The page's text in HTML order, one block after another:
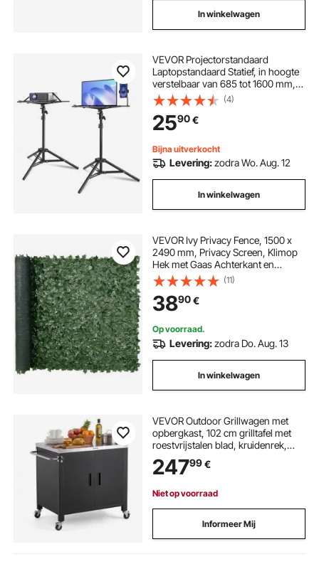
In winkelwagen
VEVOR Projectorstandaard
Laptopstandaard Statief, in hoogte
verstelbaar van 685 tot 1600 mm,
draagbaar projectorstatief met
plank en zwanenhals
telefoonhouder, voor buitenfilms,
kantoor aan huis, draagvermogen 5
kg
(4)
2590€
Bijna uitverkocht
Levering:zodra Wo. Aug. 12
In winkelwagen
VEVOR Ivy Privacy Fence, 1500 x
2490 mm, Privacy Screen, Klimop
Hek met Gaas Achterkant en
Versterkte Verbinding, Kunstmatige
Heggen met Wijnbladeren als
Decoratie voor Tuin, Tuin, Balkon
(11)
3890€
Op voorraad.
Levering:zodra Do. Aug. 13
In winkelwagen
VEVOR Outdoor Grillwagen met
opbergkast, 102 cm grilltafel met
roestvrijstalen blad, kruidenrek,
haken en handdoekhouder,
keukenwagen & serveerwagen voor
24799€
Niet op voorraad
Informeer Mij